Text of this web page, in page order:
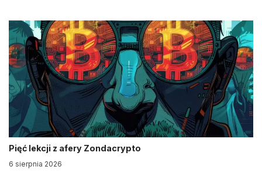
Pięć lekcji z afery Zondacrypto
6 sierpnia 2026